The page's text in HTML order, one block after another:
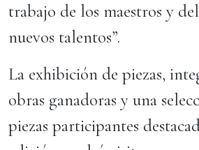
trabajo de los maestros y
nuevos talentos”.
La exhibición de piezas,
obras ganadoras y una
piezas participantes